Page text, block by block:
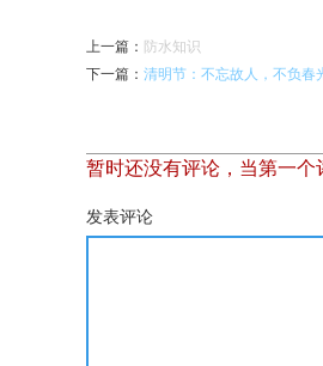
上一篇 ： 防水知识
下一篇 ： 清明节：不忘故人，不负春
暂时还没有评论，当第一个
发表评论